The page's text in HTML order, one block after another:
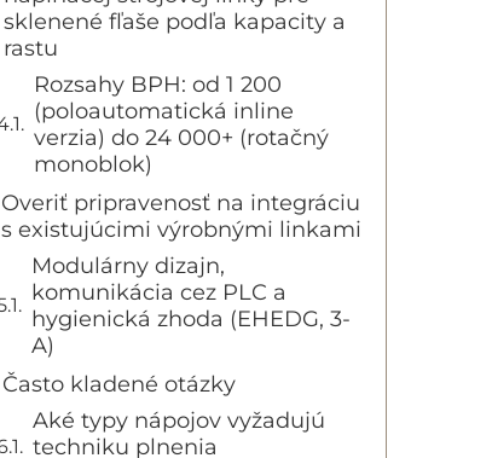
sklenené fľaše podľa kapacity a
rastu
Rozsahy BPH: od 1 200
(poloautomatická inline
verzia) do 24 000+ (rotačný
monoblok)
Overiť pripravenosť na integráciu
s existujúcimi výrobnými linkami
Modulárny dizajn,
komunikácia cez PLC a
hygienická zhoda (EHEDG, 3-
A)
Často kladené otázky
Aké typy nápojov vyžadujú
techniku plnenia